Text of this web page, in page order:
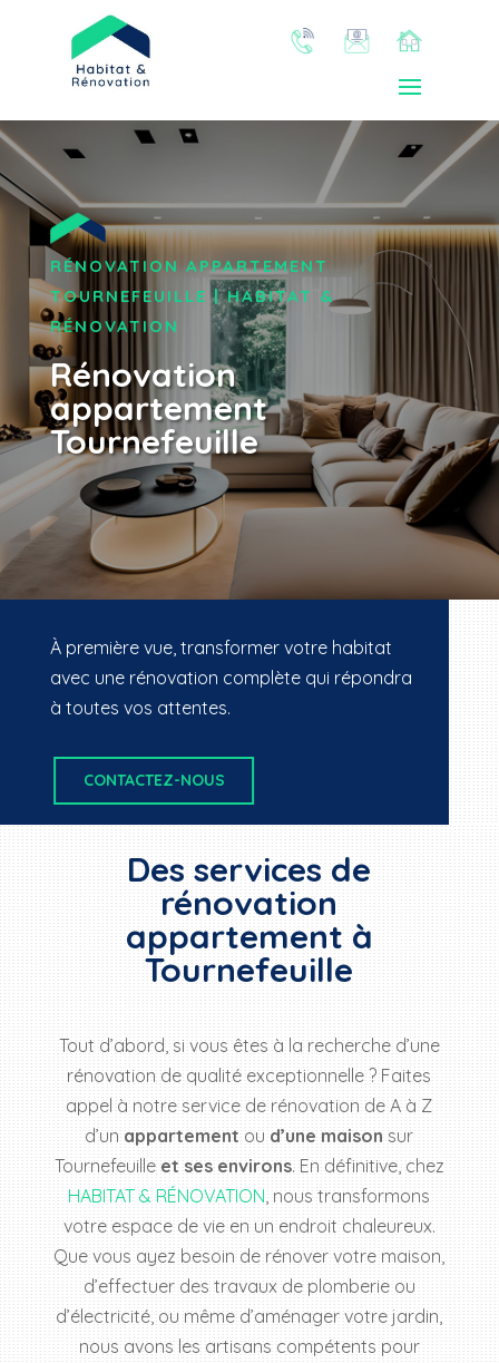
RÉNOVATION APPARTEMENT
TOURNEFEUILLE | HABITAT &
RÉNOVATION
Rénovation
appartement
Tournefeuille
À première vue, transformer votre habitat
avec une rénovation complète qui répondra
à toutes vos attentes.
CONTACTEZ-NOUS
Des services de
rénovation
appartement à
Tournefeuille
Tout d’abord, si vous êtes à la recherche d’une
rénovation de qualité exceptionnelle ? Faites
appel à notre service de rénovation de A à Z
d’unappartementoud’une maisonsur
Tournefeuilleet ses environs. En définitive, chez
HABITAT & RÉNOVATION, nous transformons
votre espace de vie en un endroit chaleureux.
Que vous ayez besoin de rénover votre maison,
d’effectuer des travaux de plomberie ou
d’électricité, ou même d’aménager votre jardin,
nous avons les artisans compétents pour